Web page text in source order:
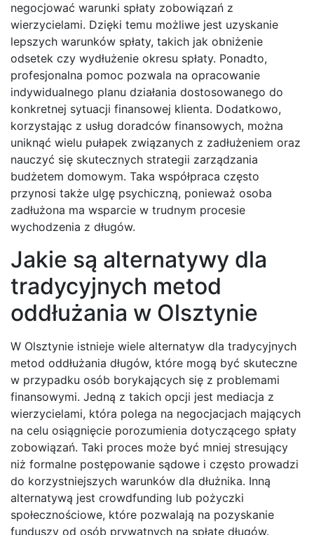
negocjować warunki spłaty zobowiązań z
wierzycielami. Dzięki temu możliwe jest uzyskanie
lepszych warunków spłaty, takich jak obniżenie
odsetek czy wydłużenie okresu spłaty. Ponadto,
profesjonalna pomoc pozwala na opracowanie
indywidualnego planu działania dostosowanego do
konkretnej sytuacji finansowej klienta. Dodatkowo,
korzystając z usług doradców finansowych, można
uniknąć wielu pułapek związanych z zadłużeniem oraz
nauczyć się skutecznych strategii zarządzania
budżetem domowym. Taka współpraca często
przynosi także ulgę psychiczną, ponieważ osoba
zadłużona ma wsparcie w trudnym procesie
wychodzenia z długów.
Jakie są alternatywy dla
tradycyjnych metod
oddłużania w Olsztynie
W Olsztynie istnieje wiele alternatyw dla tradycyjnych
metod oddłużania długów, które mogą być skuteczne
w przypadku osób borykających się z problemami
finansowymi. Jedną z takich opcji jest mediacja z
wierzycielami, która polega na negocjacjach mających
na celu osiągnięcie porozumienia dotyczącego spłaty
zobowiązań. Taki proces może być mniej stresujący
niż formalne postępowanie sądowe i często prowadzi
do korzystniejszych warunków dla dłużnika. Inną
alternatywą jest crowdfunding lub pożyczki
społecznościowe, które pozwalają na pozyskanie
funduszy od osób prywatnych na spłatę długów.